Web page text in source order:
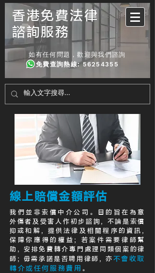
香港免費法律
諮詢服務
如有任何問題，歡迎與我們諮詢
免費查詢熱線:56254355
線上賠償金額評估
我們並非索償中介公司。目的旨在為意
外傷者及受害人作初步諮詢, 不論是索償
抑或和解, 提供法律及相關程序的資訊,
保障你應得的權益; 若案件需要律師幫
助, 安排免費轉介專門處理同類個案的律
師; 毋需承諾是否聘用律師, 亦 不會收取
轉介或任何服務費用 。